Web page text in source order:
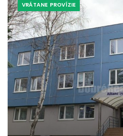
VRÁTANE PROVÍZIE